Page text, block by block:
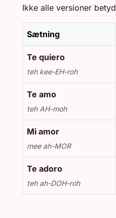
Ikke alle versioner
Sætning
Te quiero
teh kee-EH-roh
Te amo
teh AH-moh
Mi amor
mee ah-MOR
Te adoro
teh ah-DOH-roh